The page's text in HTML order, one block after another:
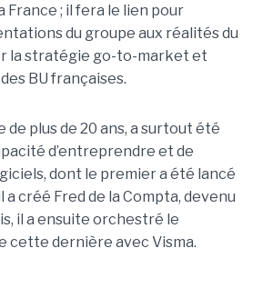
France ; il fera le lien pour
du groupe aux réalités du
la stratégie go-to-market et
BU françaises.
de plus de 20 ans, a surtout été
d’entreprendre et de
dont le premier a été lancé
a créé Fred de la Compta, devenu
il a ensuite orchestré le
cette dernière avec Visma.